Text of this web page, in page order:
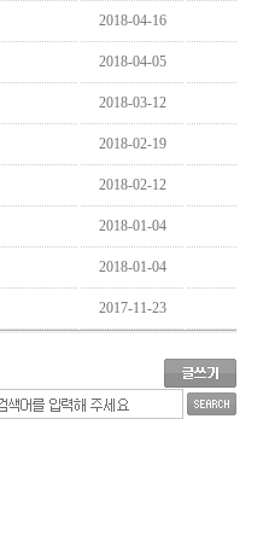
2018-04-16
2018-04-05
2018-03-12
2018-02-19
2018-02-12
2018-01-04
2018-01-04
2017-11-23